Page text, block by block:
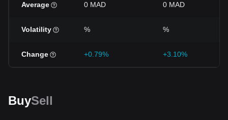
Average 0 MAD 0 MAD
Volatility % %
Change +0.79% +3.10%
BuySell